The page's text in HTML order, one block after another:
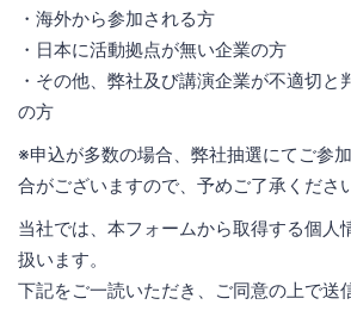
・海外から参加される方
・日本に活動拠点が無い企業の方
・その他、弊社及び講演企業が不適切と
の方
※申込が多数の場合、弊社抽選にてご参
合がございますので、予めご了承くださ
当社では、本フォームから取得する個人
扱います。
下記をご一読いただき、ご同意の上で送